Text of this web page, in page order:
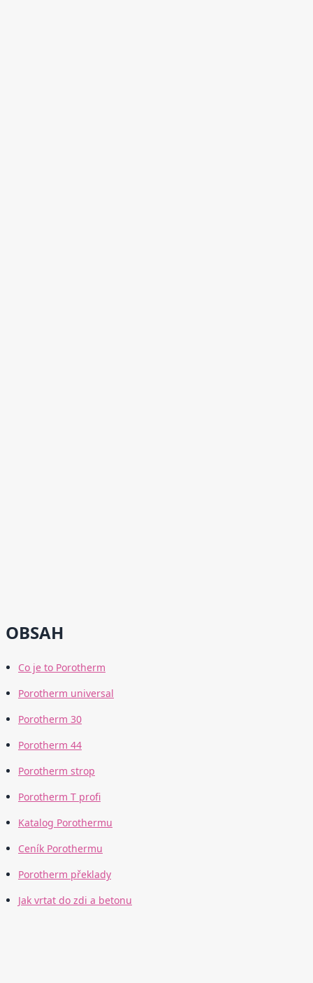
OBSAH
Co je to Porotherm
Porotherm universal
Porotherm 30
Porotherm 44
Porotherm strop
Porotherm T profi
Katalog Porothermu
Ceník Porothermu
Porotherm překlady
Jak vrtat do zdi a betonu